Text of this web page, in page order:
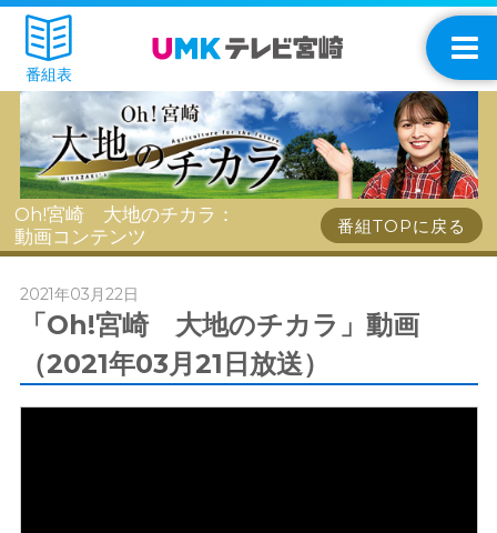
番組表
Oh!宮崎 大地のチカラ：
動画コンテンツ
番組TOPに戻る
2021年03月22日
「Oh!宮崎 大地のチカラ」動画
（2021年03月21日放送）